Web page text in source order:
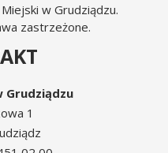
w Grudziądzu.
zastrzeżone.
Grudziądzu
1